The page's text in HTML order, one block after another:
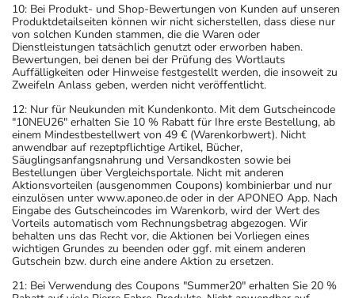
10: Bei Produkt- und Shop-Bewertungen von Kunden auf unseren
Produktdetailseiten können wir nicht sicherstellen, dass diese nur
von solchen Kunden stammen, die die Waren oder
Dienstleistungen tatsächlich genutzt oder erworben haben.
Bewertungen, bei denen bei der Prüfung des Wortlauts
Auffälligkeiten oder Hinweise festgestellt werden, die insoweit zu
Zweifeln Anlass geben, werden nicht veröffentlicht.
12: Nur für Neukunden mit Kundenkonto. Mit dem Gutscheincode
"10NEU26" erhalten Sie 10 % Rabatt für Ihre erste Bestellung, ab
einem Mindestbestellwert von 49 € (Warenkorbwert). Nicht
anwendbar auf rezeptpflichtige Artikel, Bücher,
Säuglingsanfangsnahrung und Versandkosten sowie bei
Bestellungen über Vergleichsportale. Nicht mit anderen
Aktionsvorteilen (ausgenommen Coupons) kombinierbar und nur
einzulösen unter www.aponeo.de oder in der APONEO App. Nach
Eingabe des Gutscheincodes im Warenkorb, wird der Wert des
Vorteils automatisch vom Rechnungsbetrag abgezogen. Wir
behalten uns das Recht vor, die Aktionen bei Vorliegen eines
wichtigen Grundes zu beenden oder ggf. mit einem anderen
Gutschein bzw. durch eine andere Aktion zu ersetzen.
21: Bei Verwendung des Coupons "Summer20" erhalten Sie 20 %